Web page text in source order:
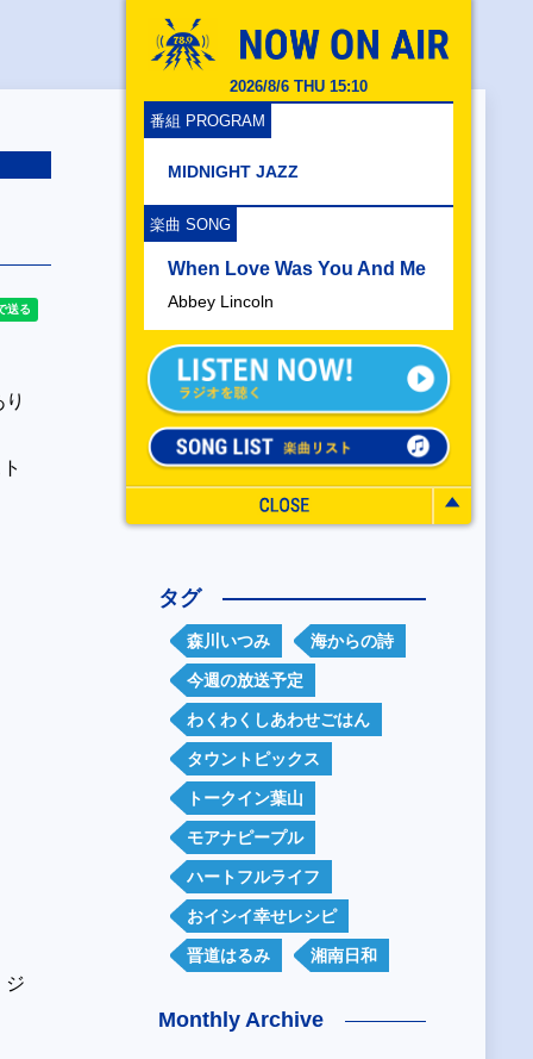
2026/8/6 THU 15:10
番組 PROGRAM
MIDNIGHT JAZZ
楽曲 SONG
When Love Was You And Me
Abbey Lincoln
ジ
タグ
森川いつみ 海からの詩
今週の放送予定
わくわくしあわせごはん
タウントピックス
トークイン葉山
モアナピープル
ハートフルライフ
おイシイ幸せレシピ
晋道はるみ 湘南日和
Monthly Archive